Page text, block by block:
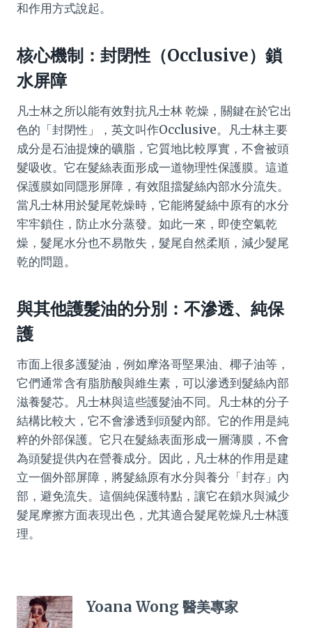
和作用方式說起。
核心機制：封閉性（Occlusive）鎖
水屏障
凡士林之所以能有效對抗凡士林 乾燥，關鍵在於它出
色的「封閉性」，英文叫作Occlusive。凡士林主要
成分是石油提煉的礦脂，它質地比較厚實，不會被頭
髮吸收。它在髮絲表面形成一道物理性保護膜。這道
保護膜如同隱形屏障，有效阻擋髮絲內部水分流失。
當凡士林用於髮尾乾燥時，它能將髮絲中原有的水分
牢牢鎖住，防止水分蒸發。如此一來，即使空氣乾
燥，髮尾水分也不易散失，髮尾自然柔順，減少髮尾
乾的問題。
與其他護髮油的分別：不滲透、純保
護
市面上很多護髮油，例如摩洛哥堅果油、椰子油等，
它們通常含有脂肪酸與維生素，可以滲透到髮絲內部
滋養髮芯。凡士林與這些護髮油不同。凡士林的分子
結構比較大，它不會滲透到頭髮內部。它的作用是純
粹的外部保護。它只在髮絲表面形成一層薄膜，不會
為頭髮提供內在營養成分。因此，凡士林的作用是建
立一個外部屏障，將髮絲原有水分與養分「封存」內
部，避免流失。這個純保護特點，讓它在鎖水與減少
髮尾摩擦方面表現出色，尤其適合髮尾乾燥凡士林護
理。
Yoana Wong 醫美專家